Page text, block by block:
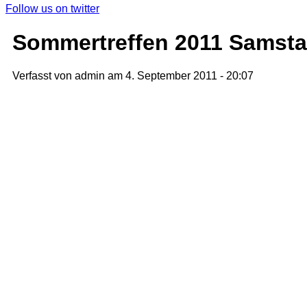
Follow us on twitter
Sommertreffen 2011
Verfasst von admin am 4. September 2011 - 20:07